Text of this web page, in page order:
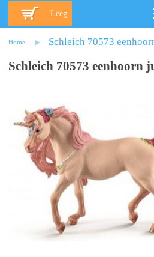
Leeg
Home Schleich 70573
Schleich 70573 eenhoorn